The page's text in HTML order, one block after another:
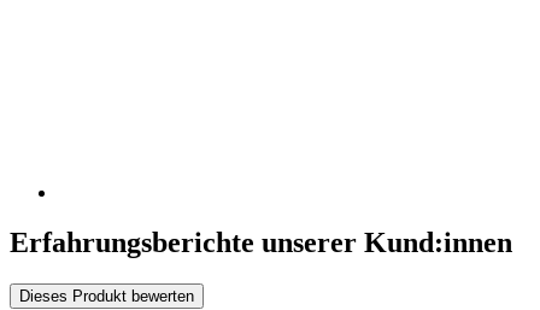
Erfahrungsberichte unserer Kund:innen
Dieses Produkt bewerten